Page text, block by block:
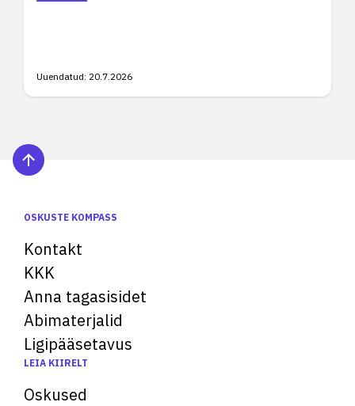
Uuendatud: 20.7.2026
OSKUSTE KOMPASS
Kontakt
KKK
Anna tagasisidet
Abimaterjalid
Ligipääsetavus
LEIA KIIRELT
Oskused